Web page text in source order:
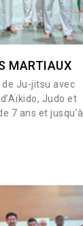
MARTIAUX
de Ju-jitsu avec
Judo et
7 ans et jusqu’à